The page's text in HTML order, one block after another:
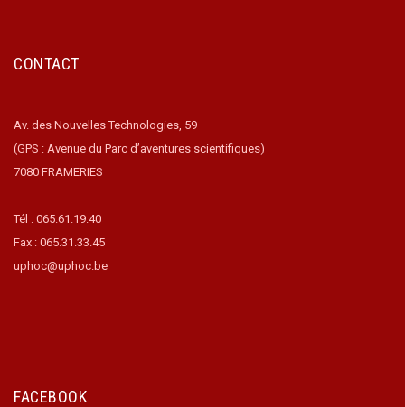
CONTACT
Av. des Nouvelles Technologies, 59
(GPS : Avenue du Parc d’aventures scientifiques)
7080 FRAMERIES
Tél : 065.61.19.40
Fax : 065.31.33.45
uphoc@uphoc.be
FACEBOOK